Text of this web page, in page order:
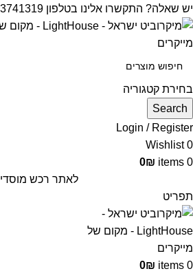
יש שאלה? התקשרו אלינו בטלפון 03-3741319
בחירת קטגוריה
Search
Login / Register
0
Wishlist
0
items
0₪
לאתר רכש מוסדי
תפריט
0
items
0₪